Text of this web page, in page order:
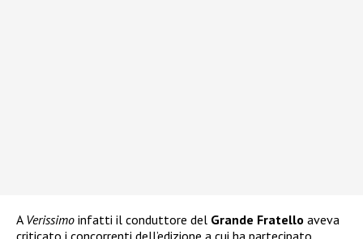
A Verissimo infatti il conduttore del Grande Fratello aveva